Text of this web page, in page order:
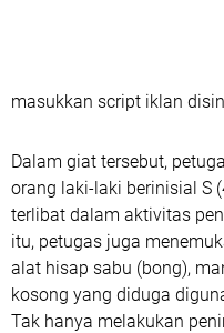
masukkan script iklan
Dalam giat tersebut,
orang laki-laki berinisial S
terlibat dalam aktivitas
itu, petugas juga
alat hisap sabu (bong),
kosong yang diduga
Tak hanya melakukan